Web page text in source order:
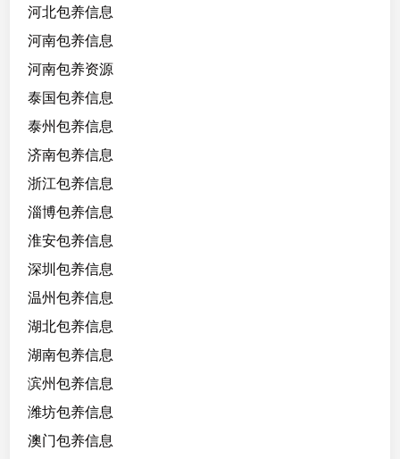
河北包养信息
河南包养信息
河南包养资源
泰国包养信息
泰州包养信息
济南包养信息
浙江包养信息
淄博包养信息
淮安包养信息
深圳包养信息
温州包养信息
湖北包养信息
湖南包养信息
滨州包养信息
潍坊包养信息
澳门包养信息